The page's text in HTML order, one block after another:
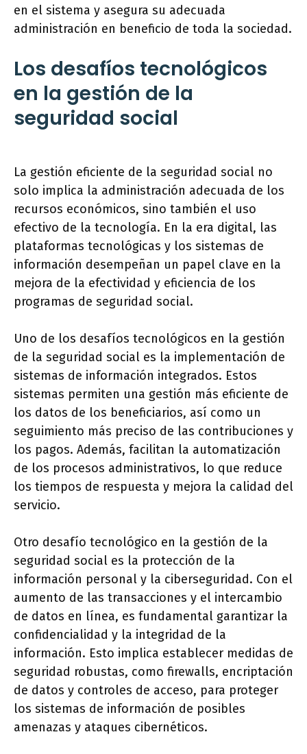
en el sistema y asegura su adecuada
administración en beneficio de toda la sociedad.
Los desafíos tecnológicos
en la gestión de la
seguridad social
La gestión eficiente de la seguridad social no
solo implica la administración adecuada de los
recursos económicos, sino también el uso
efectivo de la tecnología. En la era digital, las
plataformas tecnológicas y los sistemas de
información desempeñan un papel clave en la
mejora de la efectividad y eficiencia de los
programas de seguridad social.
Uno de los desafíos tecnológicos en la gestión
de la seguridad social es la implementación de
sistemas de información integrados. Estos
sistemas permiten una gestión más eficiente de
los datos de los beneficiarios, así como un
seguimiento más preciso de las contribuciones y
los pagos. Además, facilitan la automatización
de los procesos administrativos, lo que reduce
los tiempos de respuesta y mejora la calidad del
servicio.
Otro desafío tecnológico en la gestión de la
seguridad social es la protección de la
información personal y la ciberseguridad. Con el
aumento de las transacciones y el intercambio
de datos en línea, es fundamental garantizar la
confidencialidad y la integridad de la
información. Esto implica establecer medidas de
seguridad robustas, como firewalls, encriptación
de datos y controles de acceso, para proteger
los sistemas de información de posibles
amenazas y ataques cibernéticos.